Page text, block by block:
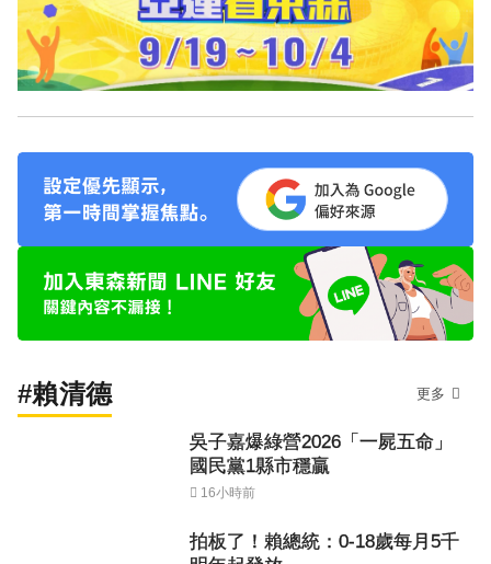
#賴清德 更多
吳子嘉爆綠營2026「一屍五命」
國民黨1縣市穩贏
16小時前
拍板了！賴總統：0-18歲每月5千